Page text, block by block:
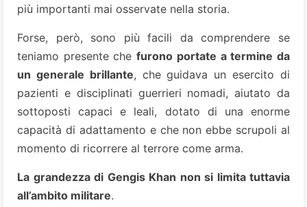
più importanti mai osservate nella storia.
Forse, però, sono più facili da comprendere se
teniamo presente chefurono portate a termine da
un generale brillante, che guidava un esercito di
pazienti e disciplinati guerrieri nomadi, aiutato da
sottoposti capaci e leali, dotato di una enorme
capacità di adattamento e che non ebbe scrupoli al
momento di ricorrere al terrore come arma.
La grandezza di Gengis Khan non si limita tuttavia
all’ambito militare.